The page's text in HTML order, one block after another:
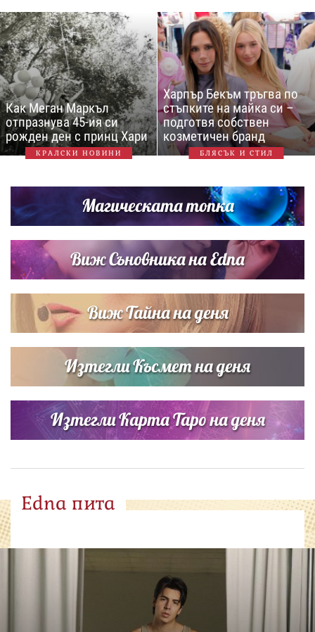
Как Меган Маркъл
отпразнува 45-ия си
рожден ден с принц Хари
КРАЛСКИ НОВИНИ
Харпър Бекъм тръгва по
стъпките на майка си –
подготвя собствен
козметичен бранд
БЛЯСЪК И СТИЛ
Магическата топка
Виж Съновника на Edna
Виж Тайна на деня
Изтегли Късмет на деня
Изтегли Карта Таро на деня
Edna пита